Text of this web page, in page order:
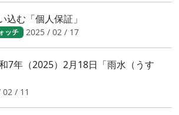
込む「個人保証」
ッチ 2025 / 02 / 17
年（2025）2月18日「雨水（うす
/ 11